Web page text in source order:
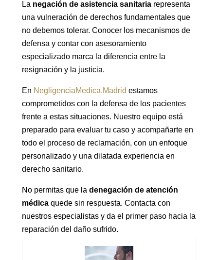
La negación de asistencia sanitariarepresenta
una vulneración de derechos fundamentales que
no debemos tolerar. Conocer los mecanismos de
defensa y contar con asesoramiento
especializado marca la diferencia entre la
resignación y la justicia.
En NegligenciaMedica.Madrid estamos
comprometidos con la defensa de los pacientes
frente a estas situaciones. Nuestro equipo está
preparado para evaluar tu caso y acompañarte en
todo el proceso de reclamación, con un enfoque
personalizado y una dilatada experiencia en
derecho sanitario.
No permitas que la denegación de atención
médicaquede sin respuesta. Contacta con
nuestros especialistas y da el primer paso hacia la
reparación del daño sufrido.